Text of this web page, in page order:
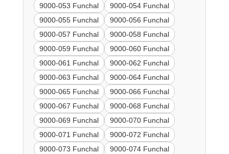
9000-053 Funchal
9000-054 Funchal
9000-055 Funchal
9000-056 Funchal
9000-057 Funchal
9000-058 Funchal
9000-059 Funchal
9000-060 Funchal
9000-061 Funchal
9000-062 Funchal
9000-063 Funchal
9000-064 Funchal
9000-065 Funchal
9000-066 Funchal
9000-067 Funchal
9000-068 Funchal
9000-069 Funchal
9000-070 Funchal
9000-071 Funchal
9000-072 Funchal
9000-073 Funchal
9000-074 Funchal